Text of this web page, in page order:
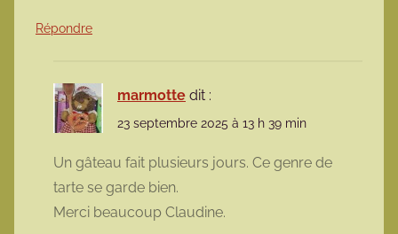
Répondre
marmotte dit :
23 septembre 2025 à 13 h 39 min
Un gâteau fait plusieurs jours. Ce genre de
tarte se garde bien.
Merci beaucoup Claudine.